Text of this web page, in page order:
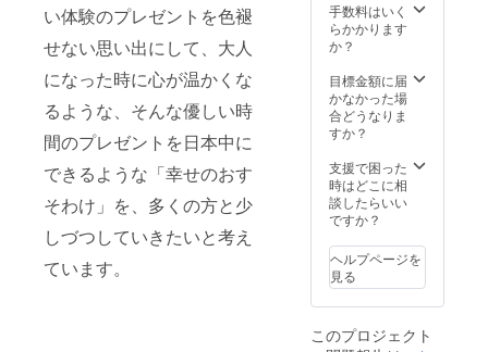
い体験のプレゼントを色褪
せない思い出にして、大人
になった時に心が温かくな
るような、そんな優しい時
間のプレゼントを日本中に
できるような「幸せのおす
そわけ」を、多くの方と少
しづつしていきたいと考え
ています。
手数料はいく
らかかります
か？
目標金額に届
かなかった場
合どうなりま
すか？
支援で困った
時はどこに相
談したらいい
ですか？
ヘルプページを
見る
このプロジェクト